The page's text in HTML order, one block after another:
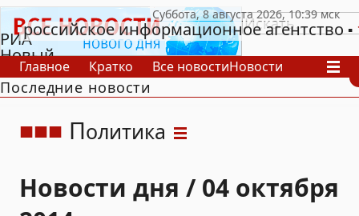
РИА
Новый
День
российское информационное агентство
Главное Кратко Все новостиНовости
В России
В мире
Последние новости
Политика
Новости дня / 04 октября